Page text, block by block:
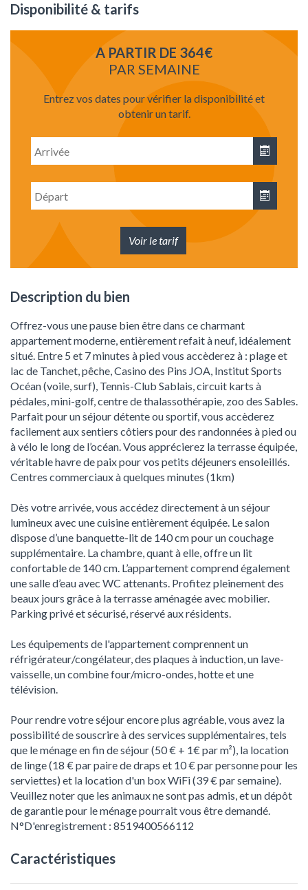
Disponibilité & tarifs
A PARTIR DE 364€
PAR SEMAINE
Entrez vos dates pour vérifier la disponibilité et
obtenir un tarif.
Voir le tarif
Description du bien
Offrez-vous une pause bien être dans ce charmant
appartement moderne, entièrement refait à neuf, idéalement
situé. Entre 5 et 7 minutes à pied vous accèderez à : plage et
lac de Tanchet, pêche, Casino des Pins JOA, Institut Sports
Océan (voile, surf), Tennis-Club Sablais, circuit karts à
pédales, mini-golf, centre de thalassothérapie, zoo des Sables.
Parfait pour un séjour détente ou sportif, vous accèderez
facilement aux sentiers côtiers pour des randonnées à pied ou
à vélo le long de l’océan. Vous apprécierez la terrasse équipée,
véritable havre de paix pour vos petits déjeuners ensoleillés.
Centres commerciaux à quelques minutes (1km)
Dès votre arrivée, vous accédez directement à un séjour
lumineux avec une cuisine entièrement équipée. Le salon
dispose d’une banquette-lit de 140 cm pour un couchage
supplémentaire. La chambre, quant à elle, offre un lit
confortable de 140 cm. L’appartement comprend également
une salle d’eau avec WC attenants. Profitez pleinement des
beaux jours grâce à la terrasse aménagée avec mobilier.
Parking privé et sécurisé, réservé aux résidents.
Les équipements de l'appartement comprennent un
réfrigérateur/congélateur, des plaques à induction, un lave-
vaisselle, un combine four/micro-ondes, hotte et une
télévision.
Pour rendre votre séjour encore plus agréable, vous avez la
possibilité de souscrire à des services supplémentaires, tels
que le ménage en fin de séjour (50 € + 1€ par m²), la location
de linge (18 € par paire de draps et 10 € par personne pour les
serviettes) et la location d'un box WiFi (39 € par semaine).
Veuillez noter que les animaux ne sont pas admis, et un dépôt
de garantie pour le ménage pourrait vous être demandé.
N°D'enregistrement : 8519400566112
Caractéristiques